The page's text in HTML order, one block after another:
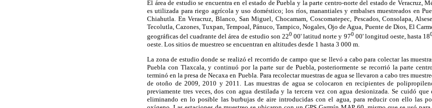
El área de estudio se encuentra en el estado de Puebla y la parte centro-norte del estado de Veracruz,
es utilizada para riego agrícola y uso doméstico; los ríos, manantiales y embalses muestreados en
Chiahutla. En Veracruz, Blanco, San Miguel, Chocamam, Coscomatepec, Pescados, Consolapa,
Tecolutla, Cazones, Tuxpan, Tempoal, Pánuco, Tampico, Nogales, Ojo de Agua, Puente de Dios, El
geográficas del cuadrante del área de estudio son 220 00' latitud norte y 970 00' longitud oeste, hasta 180
oeste. Los sitios de muestreo se encuentran en altitudes desde 1 hasta 3 000 m.
La zona de estudio donde se realizó el recorrido de campo que se llevó a cabo para colectar las
Puebla con Tlaxcala, y continuó por la parte sur de Puebla, posteriormente se recorrió la parte
terminó en la presa de Necaxa en Puebla. Para recolectar muestras de agua se llevaron a cabo tres
de otoño de 2009, 2010 y 2011. Las muestras de agua se colocaron en recipientes de
previamente tres veces, dos con agua destilada y la tercera vez con agua desionizada. Se cuidó
eliminando en lo posible las burbujas de aire introducidas con el agua, para reducir con ello las